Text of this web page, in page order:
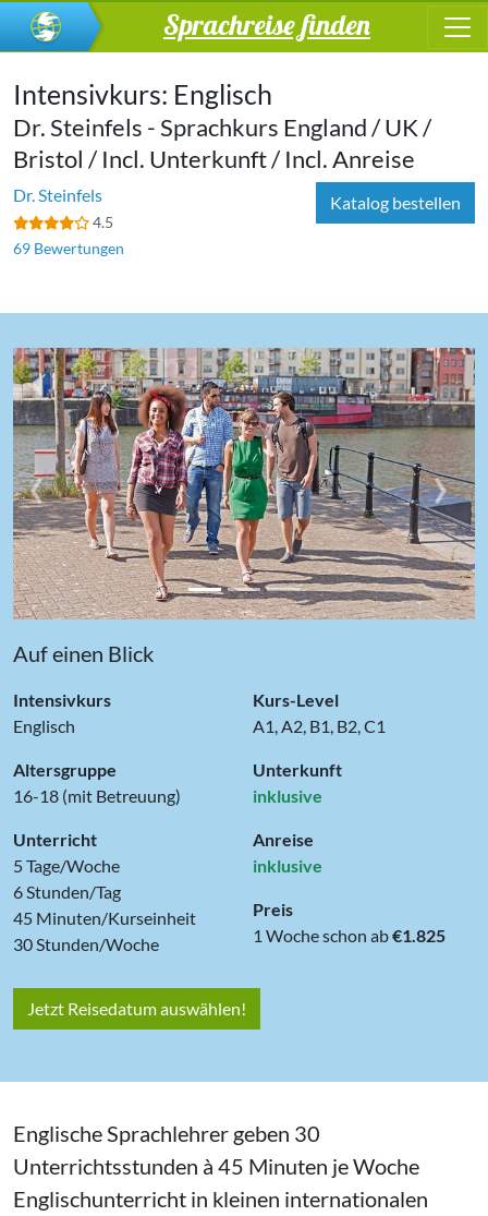
Sprachreise finden
Intensivkurs: Englisch
Dr. Steinfels - Sprachkurs England / UK /
Bristol / Incl. Unterkunft / Incl. Anreise
Dr. Steinfels
4.5
69 Bewertungen
Katalog bestellen
‹ ›
Auf einen Blick
Intensivkurs
Englisch
Altersgruppe
16-18 (mit Betreuung)
Unterricht
5 Tage/Woche
6 Stunden/Tag
45 Minuten/Kurseinheit
30 Stunden/Woche
Kurs-Level
A1, A2, B1, B2, C1
Unterkunft
inklusive
Anreise
inklusive
Preis
1 Woche schon ab€1.825
Jetzt Reisedatum auswählen!
Englische Sprachlehrer geben 30
Unterrichtsstunden à 45 Minuten je Woche
Englischunterricht in kleinen internationalen